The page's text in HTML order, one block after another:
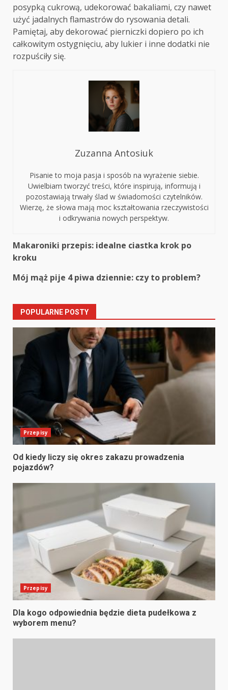
posypką cukrową, udekorować bakaliami, czy nawet
użyć jadalnych flamastrów do rysowania detali.
Pamiętaj, aby dekorować pierniczki dopiero po ich
całkowitym ostygnięciu, aby lukier i inne dodatki nie
rozpuściły się.
Zuzanna Antosiuk
Pisanie to moja pasja i sposób na wyrażenie siebie.
Uwielbiam tworzyć treści, które inspirują, informują i
pozostawiają trwały ślad w świadomości czytelników.
Wierzę, że słowa mają moc kształtowania rzeczywistości
i odkrywania nowych perspektyw.
Continue
Makaroniki przepis: idealne ciastka krok po
kroku
Mój mąż pije 4 piwa dziennie: czy to problem?
POPULARNE POSTY
Przepisy
Od kiedy liczy się okres zakazu prowadzenia
pojazdów?
Przepisy
Dla kogo odpowiednia będzie dieta pudełkowa z
wyborem menu?